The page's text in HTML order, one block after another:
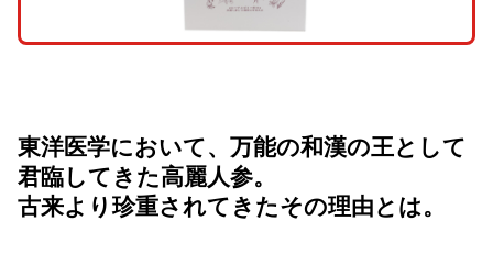
東洋医学において、 万能の和漢の王として
君臨してきた高麗人参。
古来より珍重されてきたその理由とは。